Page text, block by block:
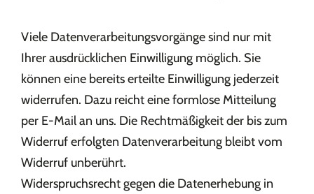
Viele Datenverarbeitungsvorgänge sind nur mit
Ihrer ausdrücklichen Einwilligung möglich. Sie
können eine bereits erteilte Einwilligung jederzeit
widerrufen. Dazu reicht eine formlose Mitteilung
per E-Mail an uns. Die Rechtmäßigkeit der bis zum
Widerruf erfolgten Datenverarbeitung bleibt vom
Widerruf unberührt.
Widerspruchsrecht gegen die Datenerhebung in